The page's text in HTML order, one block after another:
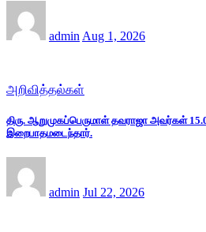
admin Aug 1, 2026
அறிவித்தல்கள்
திரு. ஆறுமுகப்பெருமாள் தவராஜா அவர்கள்
இறைபாதமடைந்தார்.
admin Jul 22, 2026